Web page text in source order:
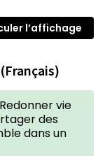
l’affichage
vie
des
dans un